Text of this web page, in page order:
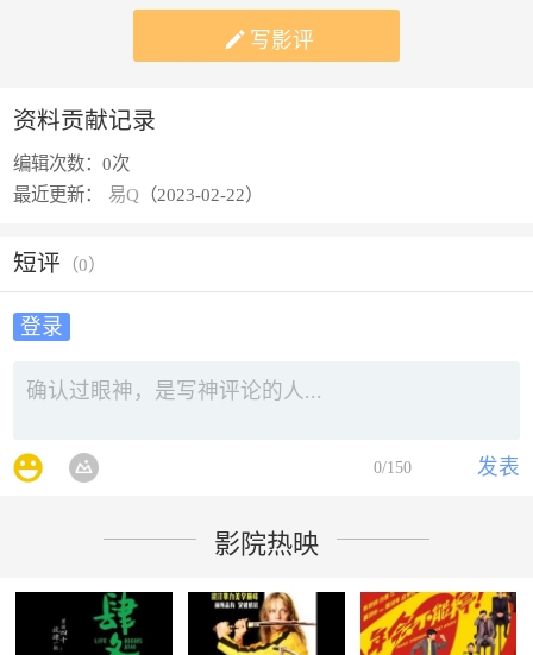
 写影评
资料贡献记录
编辑次数：0次
最近更新：
易Q （2023-02-22）
短评 （0）
登录
发表
0/150
影院热映